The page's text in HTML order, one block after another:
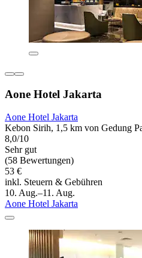
Aone Hotel Jakarta
Aone Hotel Jakarta
Kebon Sirih, 1,5 km von Gedung
8,0/10
Sehr gut
(58 Bewertungen)
53 €
inkl. Steuern & Gebühren
10. Aug.–11. Aug.
Aone Hotel Jakarta